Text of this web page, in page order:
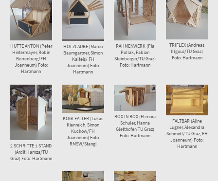
HÜTTE ANTON (Peter
Hintermayer, Robin
Berrenberg/FH
Joanneum) Foto:
Hartmann
HOLZLAUBE (Marco
Baumgartner, Simon
Kalteis/ FH
Joanneum) Foto:
Hartmann
RAHMENWERK (Pia
Pollak, Fabian
Steinberger/TU Graz)
Foto: Hartmann
TRIFLEX (Andreas
Illgouz/TU Graz)
Foto: Hartmann
2 SCHRITTE 1 STAND
(Ardit Hamza/TU
Graz) Foto: Hartmann
KOGLFALTER (Lukas
Kienreich, Simon
Kuckow/FH
Joanneum) Foto:
RMSW/Stangl
BOX IN BOX (Elenora
Schuler, Hanna
Gletthofer/TU Graz)
Foto: Hartmann
FALTBAR (Aline
Lugner, Alexandra
Schmidl/TU Graz, FH
Joanneum) Foto:
Hartmann